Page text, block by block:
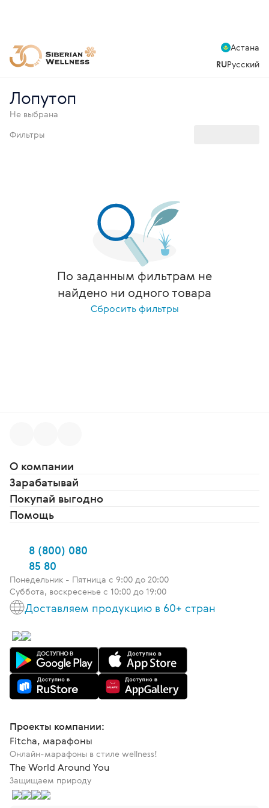
Астана
RUРусский
Лопутоп
Не выбрана
Фильтры
По заданным фильтрам не
найдено ни одного товара
Сбросить фильтры
О компании
Зарабатывай
Покупай выгодно
Помощь
8 (800) 080
85 80
Понедельник - Пятница c 9:00 до 20:00
Суббота, воскресенье с 10:00 до 19:00
Доставляем продукцию в 60+ стран
Проекты компании:
Fitcha, марафоны
Онлайн-марафоны в стиле wellness!
The World Around You
Защищаем природу